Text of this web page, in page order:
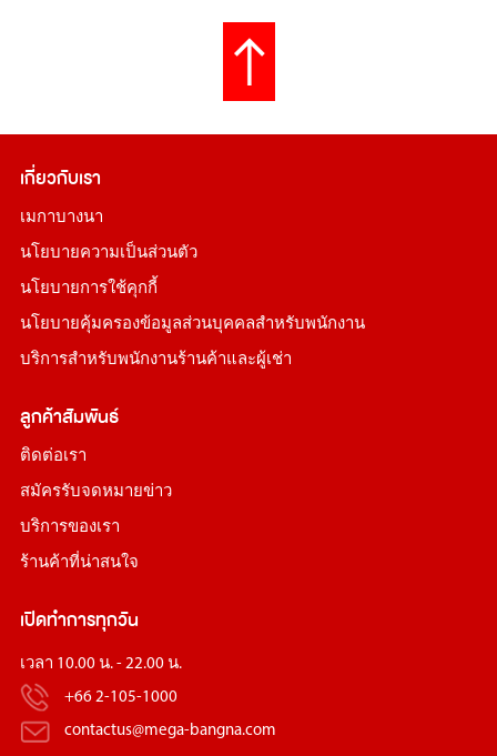
เกี่ยวกับเรา
เมกาบางนา
นโยบายความเป็นส่วนตัว
นโยบายการใช้คุกกี้
นโยบายคุ้มครองข้อมูลส่วนบุคคลสำหรับพนักงาน
บริการสำหรับพนักงานร้านค้าและผู้เช่า
ลูกค้าสัมพันธ์
ติดต่อเรา
สมัครรับจดหมายข่าว
บริการของเรา
ร้านค้าที่น่าสนใจ
เปิดทำการทุกวัน
เวลา 10.00 น. - 22.00 น.
+66 2-105-1000
contactus@mega-bangna.com